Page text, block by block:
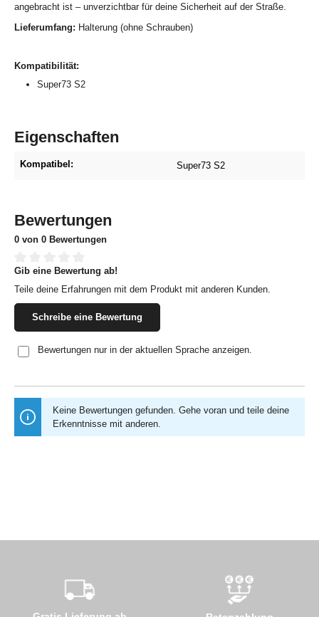
angebracht ist – unverzichtbar für deine Sicherheit auf der Straße.
Lieferumfang: Halterung (ohne Schrauben)
Kompatibilität:
Super73 S2
Eigenschaften
Kompatibel: Super73 S2
Bewertungen
0 von 0 Bewertungen
Durchschnittliche Bewertung von 0 von 5 Sternen
Gib eine Bewertung ab!
Teile deine Erfahrungen mit dem Produkt mit anderen Kunden.
Schreibe eine Bewertung
Bewertungen nur in der aktuellen Sprache anzeigen.
Keine Bewertungen gefunden. Gehe voran und teile deine
Erkenntnisse mit anderen.